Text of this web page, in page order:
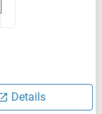
Details